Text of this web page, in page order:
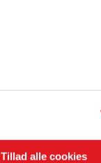
Tillad alle cookies